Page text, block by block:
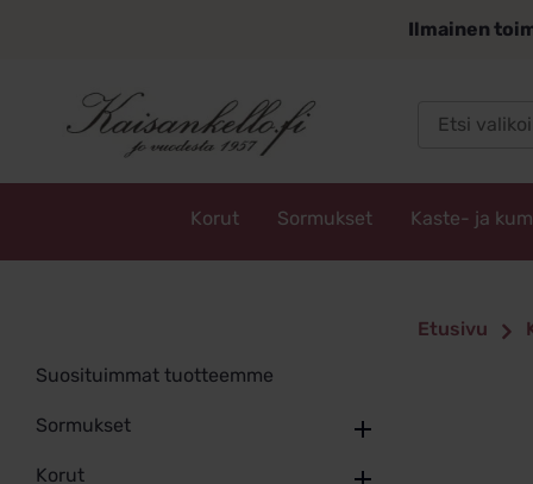
Ilmainen
Korut Sormukset Kaste- ja
Suosituimmat tuotteemme
Sormukset
Korut
Etusivu